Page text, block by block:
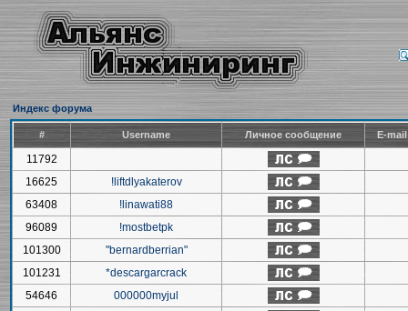
Индекс форума
# Username Личное сообщение E-
11792
16625
!liftdlyakaterov
63408
!linawati88
96089
!mostbetpk
101300
"bernardberrian"
101231
*descargarcrack
54646
000000myjul